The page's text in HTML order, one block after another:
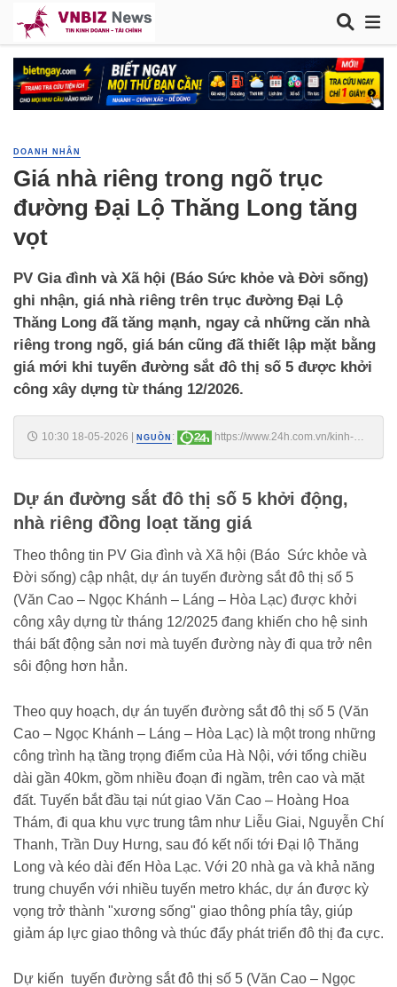
DOANH NHÂN
Giá nhà riêng trong ngõ trục
đường Đại Lộ Thăng Long tăng
vọt
PV Gia đình và Xã hội (Báo Sức khỏe và Đời sống)
ghi nhận, giá nhà riêng trên trục đường Đại Lộ
Thăng Long đã tăng mạnh, ngay cả những căn nhà
riêng trong ngõ, giá bán cũng đã thiết lập mặt bằng
giá mới khi tuyến đường sắt đô thị số 5 được khởi
công xây dựng từ tháng 12/2026.
10:30 18-05-2026 NGUỒN :
https://www.24h.com.vn/kinh-
Dự án đường sắt đô thị số 5 khởi động,
nhà riêng đồng loạt tăng giá
Theo thông tin PV Gia đình và Xã hội (Báo Sức khỏe và
Đời sống) cập nhật, dự án tuyến đường sắt đô thị số 5
(Văn Cao – Ngọc Khánh – Láng – Hòa Lạc) được khởi
công xây dựng từ tháng 12/2025 đang khiến cho hệ sinh
thái bất động sản nơi mà tuyến đường này đi qua trở nên
sôi động hơn hẳn.
Theo quy hoạch, dự án tuyến đường sắt đô thị số 5 (Văn
Cao – Ngọc Khánh – Láng – Hòa Lạc) là một trong những
công trình hạ tầng trọng điểm của Hà Nội, với tổng chiều
dài gần 40km, gồm nhiều đoạn đi ngầm, trên cao và mặt
đất. Tuyến bắt đầu tại nút giao Văn Cao – Hoàng Hoa
Thám, đi qua khu vực trung tâm như Liễu Giai, Nguyễn Chí
Thanh, Trần Duy Hưng, sau đó kết nối tới Đại lộ Thăng
Long và kéo dài đến Hòa Lạc. Với 20 nhà ga và khả năng
trung chuyển với nhiều tuyến metro khác, dự án được kỳ
vọng trở thành "xương sống" giao thông phía tây, giúp
giảm áp lực giao thông và thúc đẩy phát triển đô thị đa cực.
Dự kiến tuyến đường sắt đô thị số 5 (Văn Cao – Ngọc